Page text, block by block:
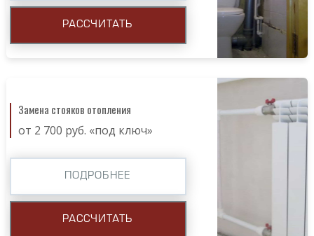
РАССЧИТАТЬ
Замена стояков отопления
от 2 700 руб. «под ключ»
ПОДРОБНЕЕ
РАССЧИТАТЬ